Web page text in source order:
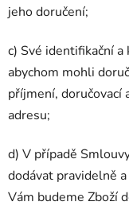
jeho doručení;
c) Své identifikační
abychom mohli
příjmení, doručovací
adresu;
d) V případě
dodávat pravidelně
Vám budeme Zboží